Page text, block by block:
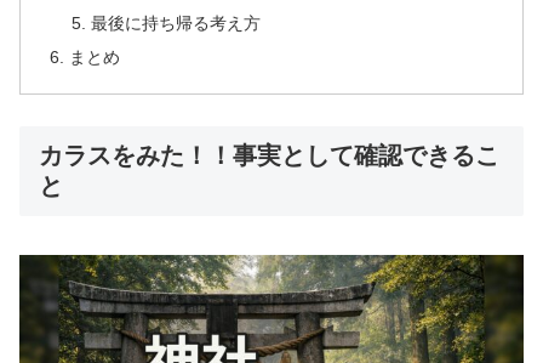
最後に持ち帰る考え方
まとめ
カラスをみた！！事実として確認できるこ
と